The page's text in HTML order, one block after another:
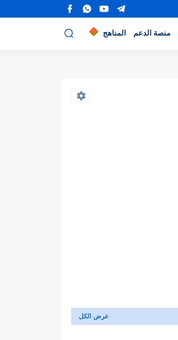
منصة الدعم المناهج